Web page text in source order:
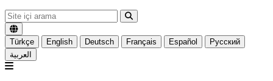
Türkçe English Deutsch Français Español
Русский
العربية